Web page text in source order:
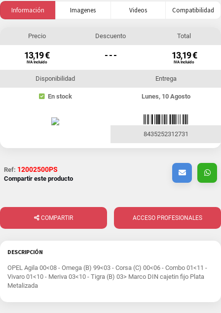
Información Imagenes Videos Compatibilidad
Precio
13,19 €
IVA Incluido
Descuento
- - -
Total
13,19 €
IVA Incluido
Disponibilidad
En stock
Entrega
Lunes, 10 Agosto
8435252312731
Ref: 12002500PS
Compartir este producto
COMPARTIR ACCESO PROFESIONALES
DESCRIPCIÓN
OPEL Agila 00<08 - Omega (B) 99<03 - Corsa (C) 00<06 - Combo 01<11 -
Vivaro 01<10 - Meriva 03<10 - Tigra (B) 03> Marco DIN cajetin fijo Plata
Metalizada